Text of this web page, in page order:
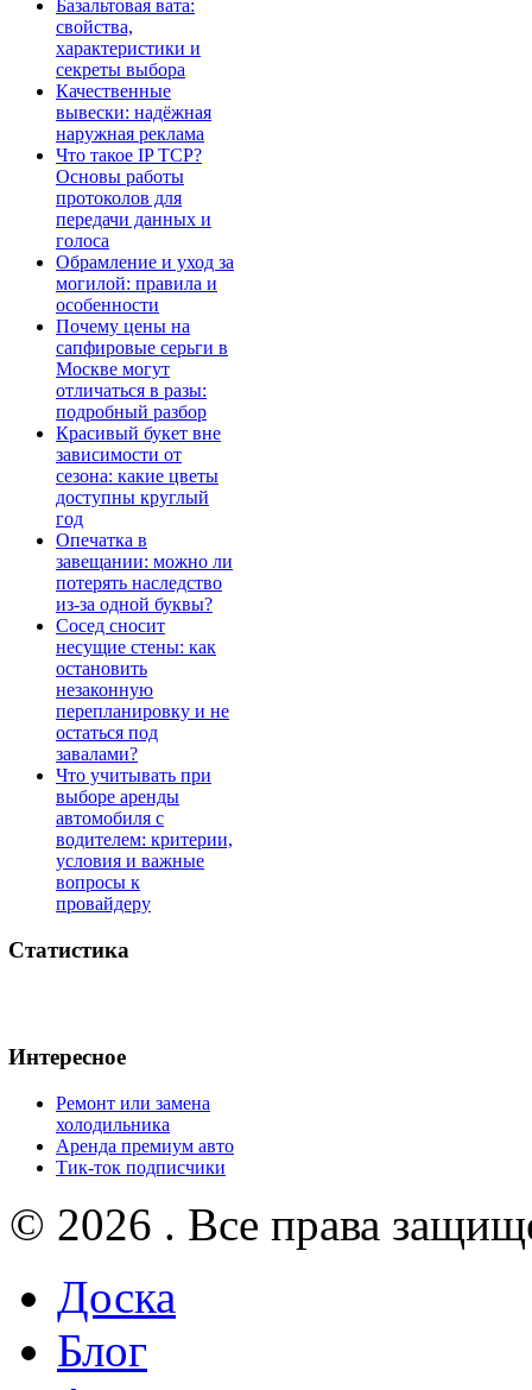
Базальтовая вата:
свойства,
характеристики и
секреты выбора
Качественные
вывески: надёжная
наружная реклама
Что такое IP TCP?
Основы работы
протоколов для
передачи данных и
голоса
Обрамление и уход за
могилой: правила и
особенности
Почему цены на
сапфировые серьги в
Москве могут
отличаться в разы:
подробный разбор
Красивый букет вне
зависимости от
сезона: какие цветы
доступны круглый
год
Опечатка в
завещании: можно ли
потерять наследство
из-за одной буквы?
Сосед сносит
несущие стены: как
остановить
незаконную
перепланировку и не
остаться под
завалами?
Что учитывать при
выборе аренды
автомобиля с
водителем: критерии,
условия и важные
вопросы к
провайдеру
Статистика
Интересное
Ремонт или замена
холодильника
Аренда премиум авто
Тик-ток подписчики
© 2026 . Все права
Доска
Блог